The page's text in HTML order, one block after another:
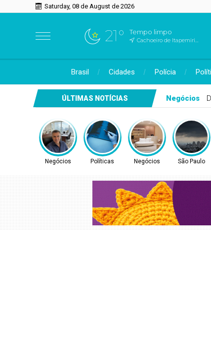
Saturday, 08 de August de 2026
21° Tempo limpo
Cachoeiro de Itapemirim, ES
Brasil Cidades Polícia
ÚLTIMAS NOTÍCIAS Políticas
Negócios Políticas Negócios São Paulo